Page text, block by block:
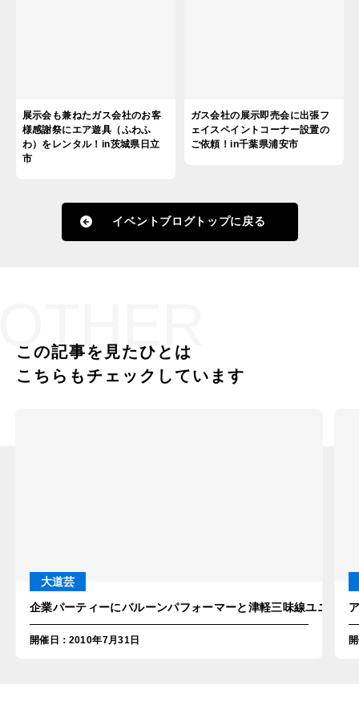
展示会も兼ねたガス会社のお客
様感謝祭にエア遊具（ふわふ
わ）をレンタル！in茨城県日立
市
ガス会社の展示即売会に出張フ
ェイスペイントコーナー設置の
ご依頼！in千葉県浦安市
イベントブログトップに戻る
この記事を見たひとは
こちらもチェックしています
大道芸
企業パーティーにバルーンパフォーマーと津軽三味線ユニット
開催日 ：2010年7月31日